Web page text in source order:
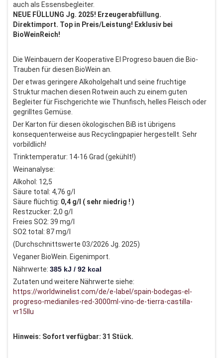
auch als Essensbegleiter.
NEUE FÜLLUNG Jg. 2025! Erzeugerabfüllung.
Direktimport. Top in Preis/Leistung! Exklusiv bei
BioWeinReich!
Die Weinbauern der Kooperative El Progreso bauen die Bio-
Trauben für diesen BioWein an.
Der etwas geringere Alkoholgehalt und seine fruchtige
Struktur machen diesen Rotwein auch zu einem guten
Begleiter für Fischgerichte wie Thunfisch, helles Fleisch oder
gegrilltes Gemüse.
Der Karton für diesen ökologischen BiB ist übrigens
konsequenterweise aus Recyclingpapier hergestellt. Sehr
vorbildlich!
Trinktemperatur: 14-16 Grad (gekühlt!)
Weinanalyse:
Alkohol: 12,5
Säure total: 4,76 g/l
Säure flüchtig: 0,4 g/l ( sehr niedrig ! )
Restzucker: 2,0 g/l
Freies SO2: 39 mg/l
SO2 total: 87 mg/l
(Durchschnittswerte 03/2026 Jg. 2025)
Veganer BioWein. Eigenimport.
Nährwerte: 385 kJ / 92 kcal
Zutaten und weitere Nährwerte siehe:
https://worldwinelist.com/de/e-label/spain-bodegas-el-
progreso-medianiles-red-3000ml-vino-de-tierra-castilla-
vr15Ilu
Hinweis: Sofort verfügbar: 31 Stück.